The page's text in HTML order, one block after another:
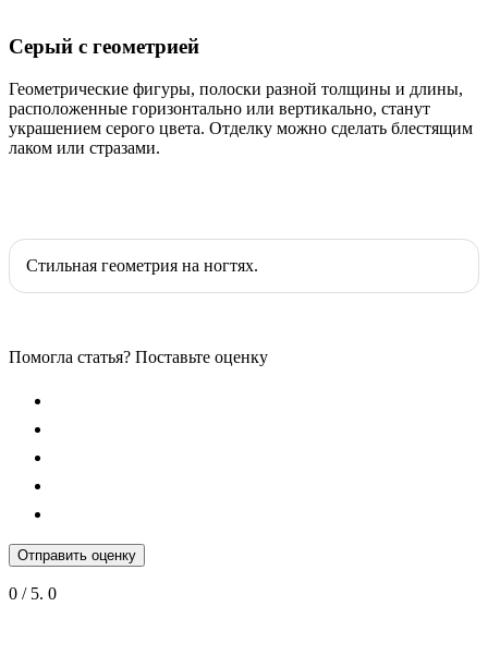
Серый с геометрией
Геометрические фигуры, полоски разной толщины и длины,
расположенные горизонтально или вертикально, станут
украшением серого цвета. Отделку можно сделать блестящим
лаком или стразами.
Стильная геометрия на ногтях.
Помогла статья? Поставьте оценку
Отправить оценку
0 / 5. 0